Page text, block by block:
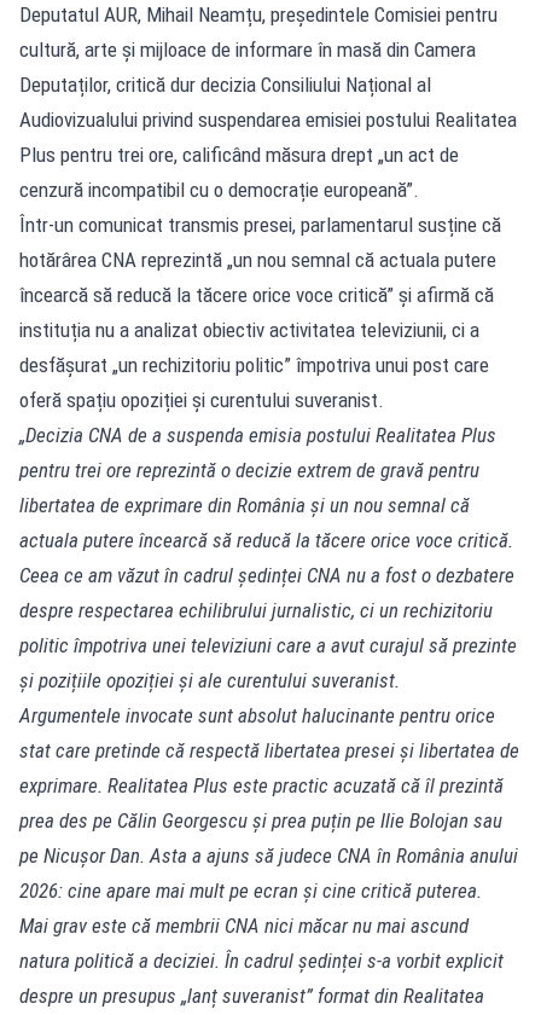
Deputatul AUR, Mihail Neamțu, președintele Comisiei pentru
cultură, arte şi mijloace de informare în masă din Camera
Deputaților, critică dur decizia Consiliului Național al
Audiovizualului privind suspendarea emisiei postului Realitatea
Plus pentru trei ore, calificând măsura drept „un act de
cenzură incompatibil cu o democrație europeană”.
Într-un comunicat transmis presei, parlamentarul susține că
hotărârea CNA reprezintă „un nou semnal că actuala putere
încearcă să reducă la tăcere orice voce critică” și afirmă că
instituția nu a analizat obiectiv activitatea televiziunii, ci a
desfășurat „un rechizitoriu politic” împotriva unui post care
oferă spațiu opoziției și curentului suveranist.
„Decizia CNA de a suspenda emisia postului Realitatea Plus
pentru trei ore reprezintă o decizie extrem de gravă pentru
libertatea de exprimare din România și un nou semnal că
actuala putere încearcă să reducă la tăcere orice voce critică.
Ceea ce am văzut în cadrul ședinței CNA nu a fost o dezbatere
despre respectarea echilibrului jurnalistic, ci un rechizitoriu
politic împotriva unei televiziuni care a avut curajul să prezinte
și pozițiile opoziției și ale curentului suveranist.
Argumentele invocate sunt absolut halucinante pentru orice
stat care pretinde că respectă libertatea presei și libertatea de
exprimare. Realitatea Plus este practic acuzată că îl prezintă
prea des pe Călin Georgescu și prea puțin pe Ilie Bolojan sau
pe Nicușor Dan. Asta a ajuns să judece CNA în România anului
2026: cine apare mai mult pe ecran și cine critică puterea.
Mai grav este că membrii CNA nici măcar nu mai ascund
natura politică a deciziei. În cadrul ședinței s-a vorbit explicit
despre un presupus „lanț suveranist” format din Realitatea